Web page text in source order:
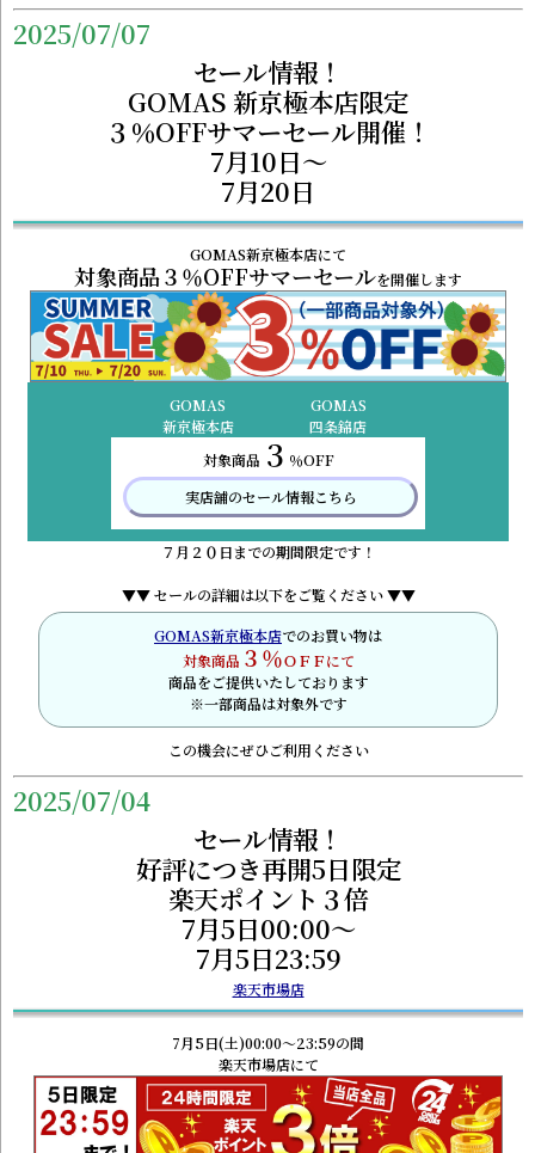
2025/07/07
セール情報！
GOMAS 新京極本店限定
３％OFFサマーセール開催！
7月10日～
7月20日
GOMAS新京極本店にて
対象商品３％OFFサマーセールを開催します
GOMAS
新京極本店
GOMAS
四条錦店
対象商品 ３ ％OFF
実店舗のセール情報こちら
７月２０日までの期間限定です！
▼▼ セールの詳細は以下をご覧ください ▼▼
GOMAS新京極本店でのお買い物は
対象商品 ３％ＯＦＦにて
商品をご提供いたしております
※一部商品は対象外です
この機会にぜひご利用ください
2025/07/04
セール情報！
好評につき再開5日限定
楽天ポイント３倍
7月5日00:00～
7月5日23:59
楽天市場店
7月5日(土)00:00～23:59の間
楽天市場店にて